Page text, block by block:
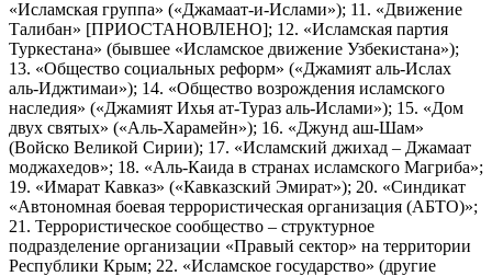
«Исламская группа» («Джамаат-и-Ислами»); 11. «Движение
Талибан» [ПРИОСТАНОВЛЕНО]; 12. «Исламская партия
Туркестана» (бывшее «Исламское движение Узбекистана»);
13. «Общество социальных реформ» («Джамият аль-Ислах
аль-Иджтимаи»); 14. «Общество возрождения исламского
наследия» («Джамият Ихья ат-Тураз аль-Ислами»); 15. «Дом
двух святых» («Аль-Харамейн»); 16. «Джунд аш-Шам»
(Войско Великой Сирии); 17. «Исламский джихад – Джамаат
моджахедов»; 18. «Аль-Каида в странах исламского Магриба»;
19. «Имарат Кавказ» («Кавказский Эмират»); 20. «Синдикат
«Автономная боевая террористическая организация (АБТО)»;
21. Террористическое сообщество – структурное
подразделение организации «Правый сектор» на территории
Республики Крым; 22. «Исламское государство» (другие